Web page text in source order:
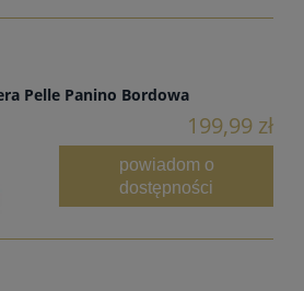
Pelle Panino Bordowa
199,99 zł
powiadom o
dostępności